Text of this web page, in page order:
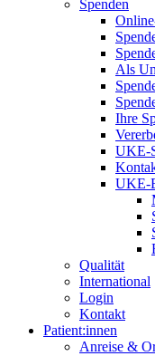
Spenden
Als
Ihre
UKE-
UKE-
Qualität
International
Login
Kontakt
Patient:innen
Anreise &